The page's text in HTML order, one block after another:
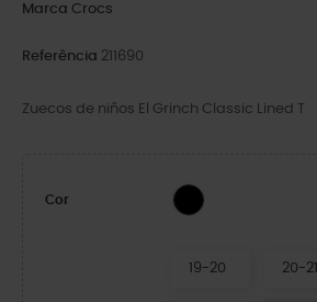
Marca Crocs
Referência 211690
Zuecos de niños El Grinch Classic Lined T
Cor Multi
19-20 20-21